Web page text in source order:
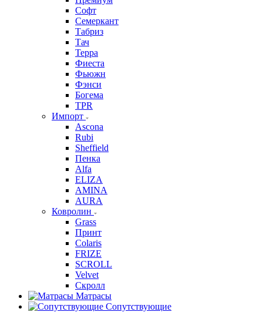
Софт
Семеркант
Табриз
Тач
Терра
Фиеста
Фьюжн
Фэнси
Богема
TPR
Импорт
Ascona
Rubi
Sheffield
Пенка
Alfa
ELIZA
AMINA
AURA
Ковролин
Grass
Принт
Colaris
FRIZE
SCROLL
Velvet
Скролл
Матрасы
Сопутствующие